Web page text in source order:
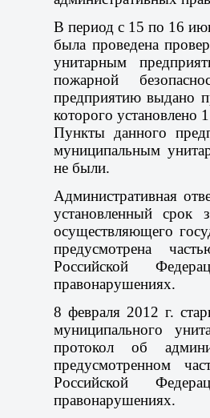
В период с 15 по 16
была проведена
унитарным
пожарной
предприятию выдано
которого установлено
Пункты данного
муниципальным
не были.
Административная
установленный срок
осуществляющего
предусмотрена
Российской
правонарушениях.
8 февраля 2012 г.
муниципального
протокол об
предусмотренном
Российской
правонарушениях.